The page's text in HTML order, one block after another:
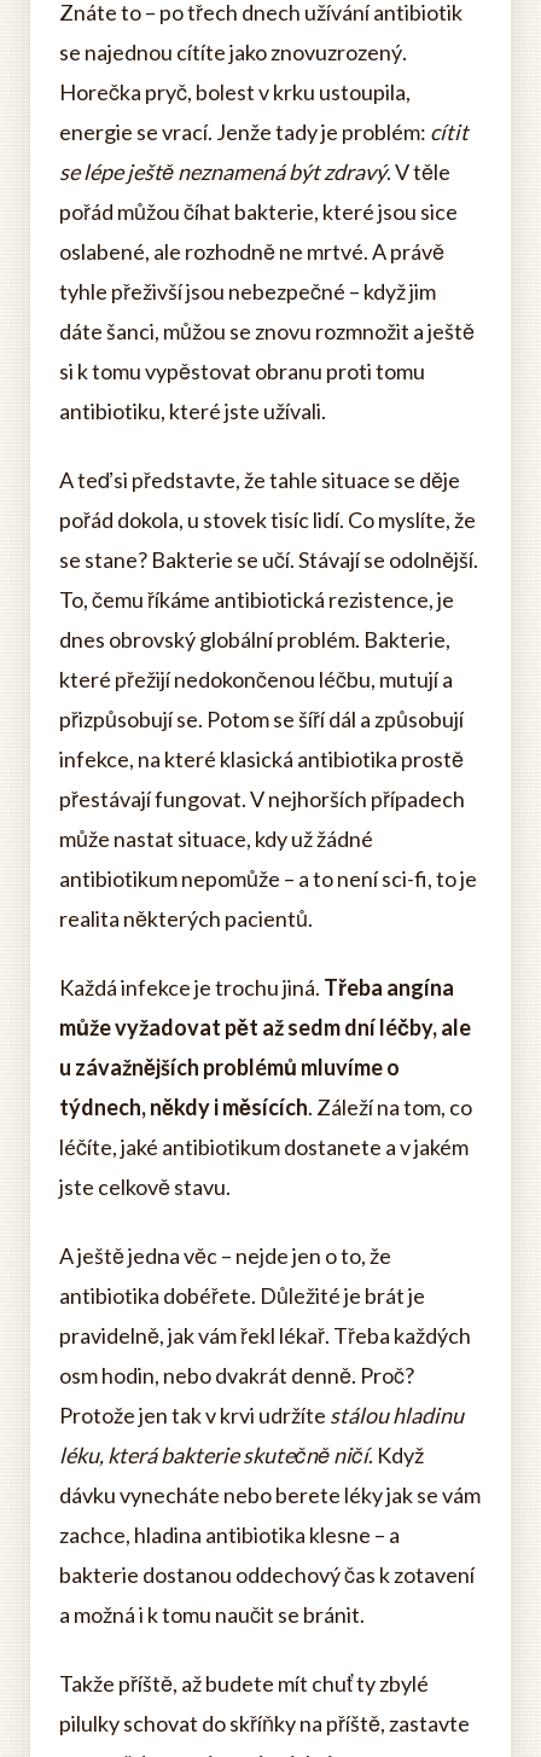
Znáte to – po třech dnech užívání antibiotik
se najednou cítíte jako znovuzrozený.
Horečka pryč, bolest v krku ustoupila,
energie se vrací. Jenže tady je problém: cítit
se lépe ještě neznamená být zdravý. V těle
pořád můžou číhat bakterie, které jsou sice
oslabené, ale rozhodně ne mrtvé. A právě
tyhle přeživší jsou nebezpečné – když jim
dáte šanci, můžou se znovu rozmnožit a ještě
si k tomu vypěstovat obranu proti tomu
antibiotiku, které jste užívali.
A teď si představte, že tahle situace se děje
pořád dokola, u stovek tisíc lidí. Co myslíte, že
se stane? Bakterie se učí. Stávají se odolnější.
To, čemu říkáme antibiotická rezistence, je
dnes obrovský globální problém. Bakterie,
které přežijí nedokončenou léčbu, mutují a
přizpůsobují se. Potom se šíří dál a způsobují
infekce, na které klasická antibiotika prostě
přestávají fungovat. V nejhorších případech
může nastat situace, kdy už žádné
antibiotikum nepomůže – a to není sci-fi, to je
realita některých pacientů.
Každá infekce je trochu jiná. Třeba angína
může vyžadovat pět až sedm dní léčby, ale
u závažnějších problémů mluvíme o
týdnech, někdy i měsících. Záleží na tom, co
léčíte, jaké antibiotikum dostanete a v jakém
jste celkově stavu.
A ještě jedna věc – nejde jen o to, že
antibiotika dobéřete. Důležité je brát je
pravidelně, jak vám řekl lékař. Třeba každých
osm hodin, nebo dvakrát denně. Proč?
Protože jen tak v krvi udržíte stálou hladinu
léku, která bakterie skutečně ničí. Když
dávku vynecháte nebo berete léky jak se vám
zachce, hladina antibiotika klesne – a
bakterie dostanou oddechový čas k zotavení
a možná i k tomu naučit se bránit.
Takže příště, až budete mít chuť ty zbylé
pilulky schovat do skříňky na příště, zastavte